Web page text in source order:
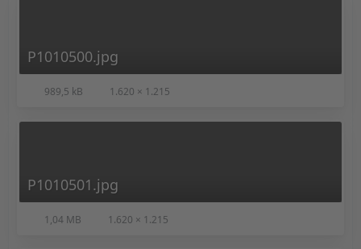
P1010500.jpg
989,5 kB 1.620 × 1.215
P1010501.jpg
1,04 MB 1.620 × 1.215